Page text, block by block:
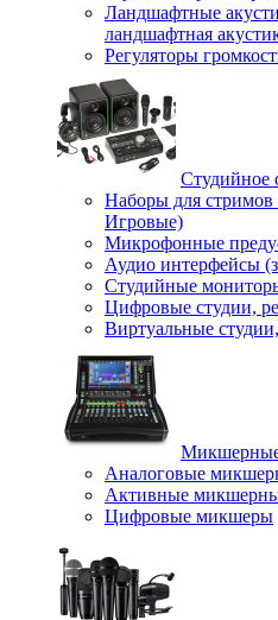
Ландшафтные
ландшафтная
Регуляторы
Студийное
Наборы для стримов
Игровые)
Микрофонные
Аудио интерфейсы
Студийные
Цифровые студии,
Виртуальные
Аналоговые
Активные
Цифровые микшеры